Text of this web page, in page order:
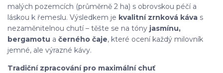
malých pozemcích (průměrně 2 ha) s obrovskou péčí a
láskou k řemeslu. Výsledkem je kvalitní zrnková káva s
nezaměnitelnou chutí – těšte se na tóny jasmínu,
bergamotu a černého čaje, které ocení každý milovník
jemné, ale výrazné kávy.
Tradiční zpracování pro maximální chuť